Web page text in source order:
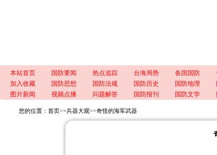
本站首页 国防要闻 热点追踪 台海局势 各国国防
加入收藏
国防思想 国防法规 国防历史 国防地理
图片新闻
视频点播 问题解答 国防报刊 国防文学
您的位置： 首页>>兵器大观>>奇怪的海军武器